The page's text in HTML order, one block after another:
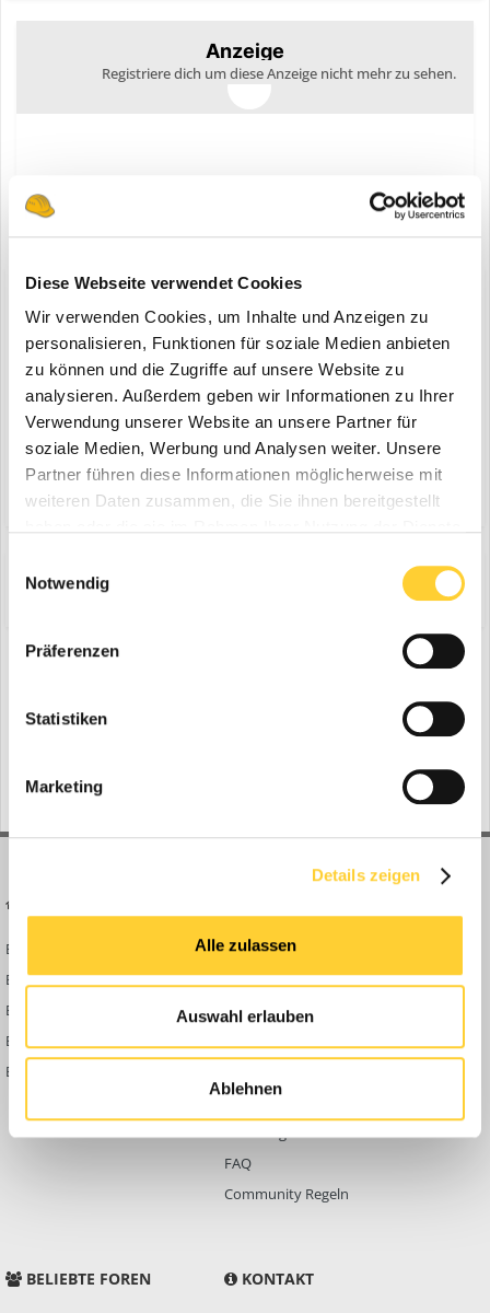
Diese Webseite verwendet Cookies
Wir verwenden Cookies, um Inhalte und Anzeigen zu
personalisieren, Funktionen für soziale Medien anbieten
zu können und die Zugriffe auf unsere Website zu
analysieren. Außerdem geben wir Informationen zu Ihrer
Verwendung unserer Website an unsere Partner für
soziale Medien, Werbung und Analysen weiter. Unsere
Partner führen diese Informationen möglicherweise mit
weiteren Daten zusammen, die Sie ihnen bereitgestellt
Notwendig
Präferenzen
Statistiken
Marketing
Details zeigen
Alle zulassen
Auswahl erlauben
Ablehnen
Anzeige
Registriere dich um diese Anzeige nicht mehr zu sehen.
Du kannst jetzt antworten und Dich später anmelden. Wenn du
bereits einen Account hast kannst du dich hieranmelden.
Note:Your post will require moderator approval before it will be
visible.
Antworte auf dieses Thema...
Share 0
No registered users viewing this page.
Bauforum24 News
Bauforum24 TV
BF24 Mediathek
BF24 Fotostrecken
Bauforum Shop
Registrieren
Anmelden
Passwort vergessen?
Anleitungen
FAQ
Community Regeln
BELIEBTE FOREN KONTAKT